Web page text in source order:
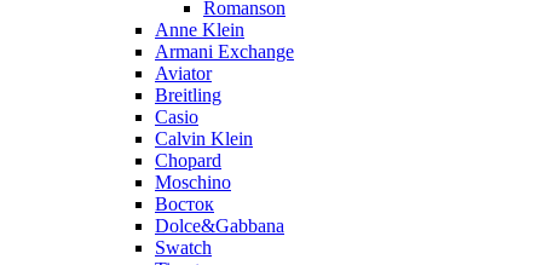
Romanson
Anne Klein
Armani Exchange
Aviator
Breitling
Casio
Calvin Klein
Chopard
Moschino
Восток
Dolce&Gabbana
Swatch